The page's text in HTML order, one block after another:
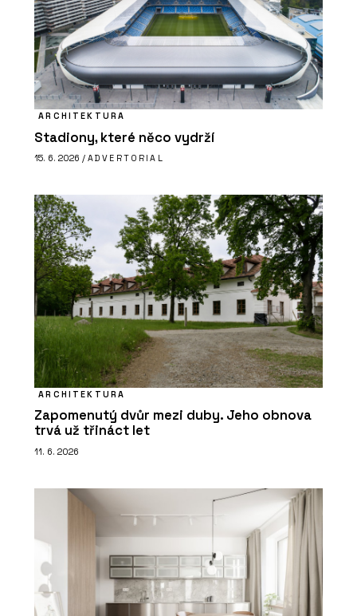
ARCHITEKTURA
Stadiony, které něco vydrží
15. 6. 2026 / ADVERTORIAL
ARCHITEKTURA
Zapomenutý dvůr mezi duby. Jeho obnova
trvá už třináct let
11. 6. 2026